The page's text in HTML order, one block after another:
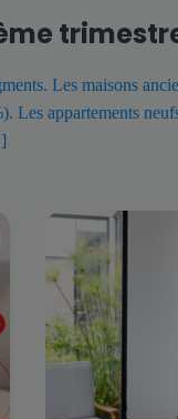
Les maisons
Les appartements